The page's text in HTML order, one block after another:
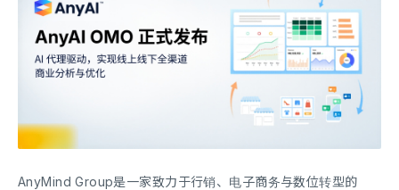
AnyMind Group是一家致力于行销、电子商务与数位转型的